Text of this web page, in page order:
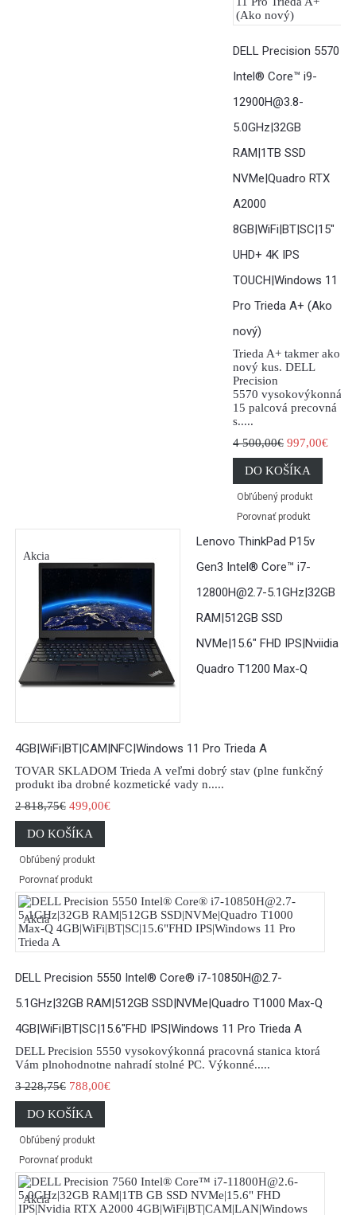
DELL Precision 5570
Intel® Core™ i9-
12900H@3.8-
5.0GHz|32GB
RAM|1TB SSD
NVMe|Quadro RTX
A2000
8GB|WiFi|BT|SC|15"
UHD+ 4K IPS
TOUCH|Windows 11
Pro Trieda A+ (Ako
nový)
Trieda A+ takmer ako
nový kus. DELL
Precision
5570 vysokovýkonná
15 palcová precovná
s.....
4 500,00€ 997,00€
DO KOŠÍKA
Obľúbený produkt
Porovnať produkt
Akcia
Lenovo ThinkPad P15v
Gen3 Intel® Core™ i7-
12800H@2.7-5.1GHz|32GB
RAM|512GB SSD
NVMe|15.6" FHD IPS|Nviidia
Quadro T1200 Max-Q
4GB|WiFi|BT|CAM|NFC|Windows 11 Pro Trieda A
TOVAR SKLADOM Trieda A veľmi dobrý stav (plne funkčný
produkt iba drobné kozmetické vady n.....
2 818,75€ 499,00€
DO KOŠÍKA
Obľúbený produkt
Porovnať produkt
Akcia
DELL Precision 5550 Intel® Core® i7-10850H@2.7-
5.1GHz|32GB RAM|512GB SSD|NVMe|Quadro T1000 Max-Q
4GB|WiFi|BT|SC|15.6"FHD IPS|Windows 11 Pro Trieda A
DELL Precision 5550 vysokovýkonná pracovná stanica ktorá
Vám plnohodnotne nahradí stolné PC. Výkonné.....
3 228,75€ 788,00€
DO KOŠÍKA
Obľúbený produkt
Porovnať produkt
Akcia